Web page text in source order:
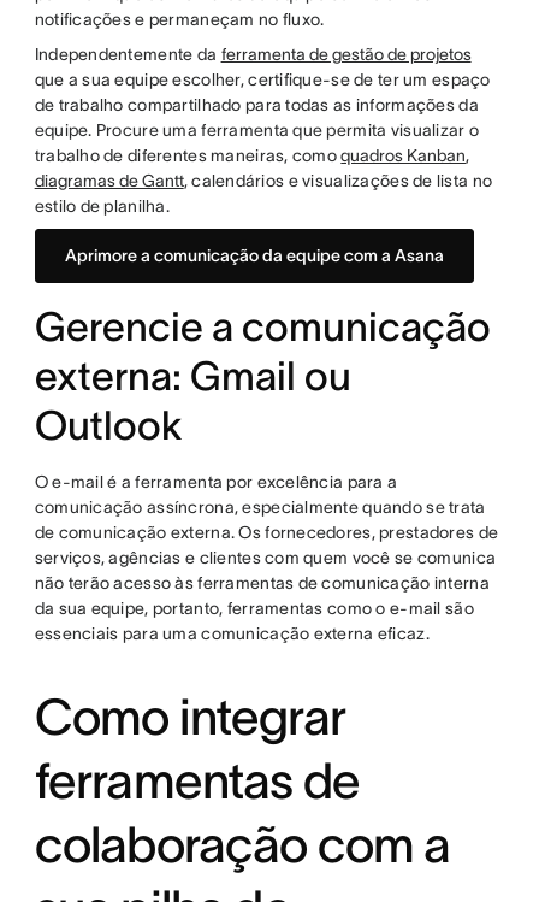
notificações e permaneçam no fluxo.
Independentemente da ferramenta de gestão de projetos
que a sua equipe escolher, certifique-se de ter um espaço
de trabalho compartilhado para todas as informações da
equipe. Procure uma ferramenta que permita visualizar o
trabalho de diferentes maneiras, comoquadros Kanban,
diagramas de Gantt, calendários e visualizações de lista no
estilo de planilha.
Aprimore a comunicação da equipe com a Asana
Gerencie a comunicação
externa: Gmail ou
Outlook
O e-mail é a ferramenta por excelência para a
comunicação assíncrona, especialmente quando se trata
de comunicação externa. Os fornecedores, prestadores de
serviços, agências e clientes com quem você se comunica
não terão acesso às ferramentas de comunicação interna
da sua equipe, portanto, ferramentas como o e-mail são
essenciais para uma comunicação externa eficaz.
Como integrar
ferramentas de
colaboração com a